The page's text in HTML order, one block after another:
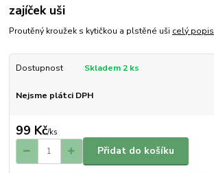
zajíček uši
Proutěný kroužek s kytičkou a plstěné uši celý popis
Dostupnost Skladem 2 ks
Nejsme plátci DPH
99 Kč/ks
Přidat do košíku